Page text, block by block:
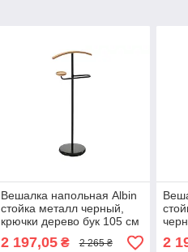
Вешалка напольная Albin
стойка металл черный,
крючки дерево бук 105 см
(Signal ТМ)
2 197,05₴ 2 265 ₴
ТМ)
2